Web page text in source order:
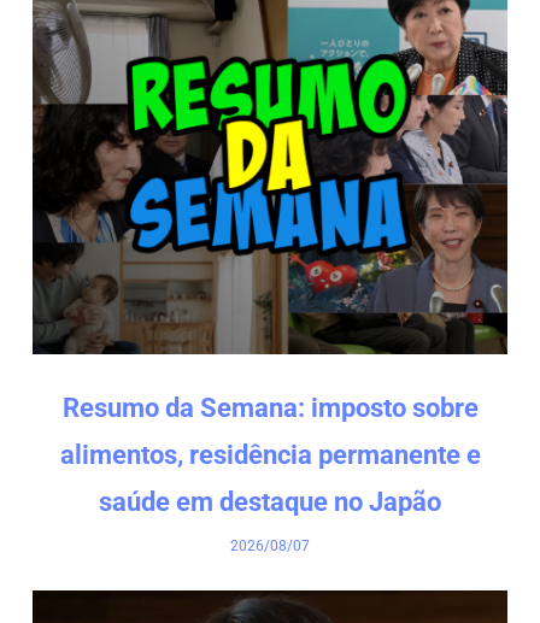
Resumo da Semana: imposto sobre
alimentos, residência permanente e
saúde em destaque no Japão
2026/08/07